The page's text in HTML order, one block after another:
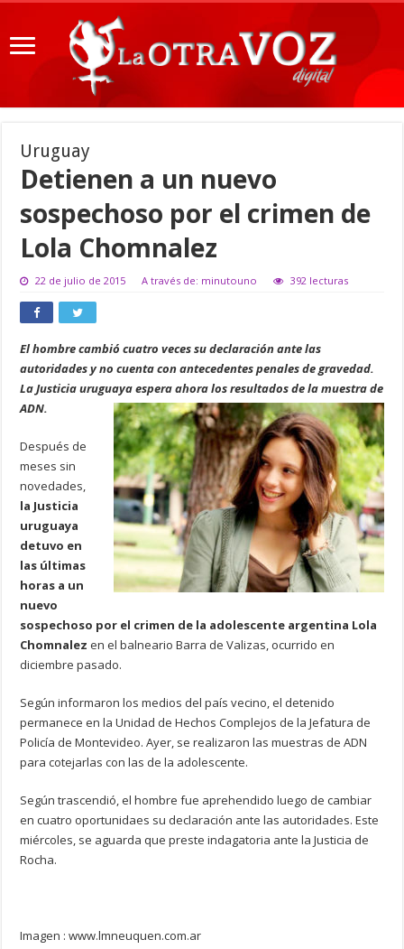
Uruguay
Detienen a un nuevo
sospechoso por el crimen de
Lola Chomnalez
22 de julio de 2015 A través de: minutouno 392 lecturas
El hombre cambió cuatro veces su declaración ante las
autoridades y no cuenta con antecedentes penales de gravedad.
La Justicia uruguaya espera ahora los resultados de la muestra de
ADN.
Después de
meses sin
novedades,
la Justicia
uruguaya
detuvo en
las últimas
horas a un
nuevo
sospechoso por el crimen de la adolescente argentina Lola
Chomnalez en el balneario Barra de Valizas, ocurrido en
diciembre pasado.
Según informaron los medios del país vecino, el detenido
permanece en la Unidad de Hechos Complejos de la Jefatura de
Policía de Montevideo. Ayer, se realizaron las muestras de ADN
para cotejarlas con las de la adolescente.
Según trascendió, el hombre fue aprehendido luego de cambiar
en cuatro oportunidaes su declaración ante las autoridades. Este
miércoles, se aguarda que preste indagatoria ante la Justicia de
Rocha.
Imagen : www.lmneuquen.com.ar